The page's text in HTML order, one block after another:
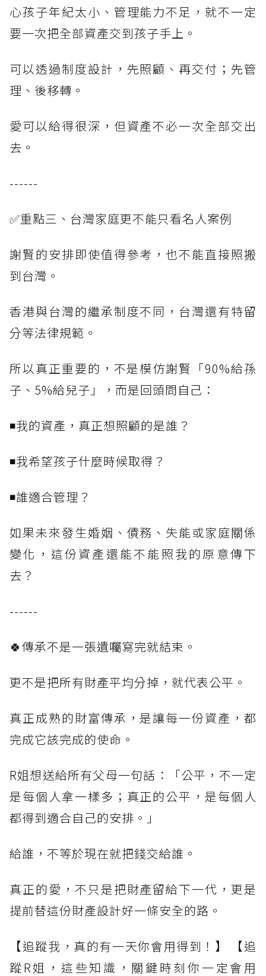
心孩子年紀太小、管理能力不足，就不一定
要一次把全部資產交到孩子手上。
可以透過制度設計，先照顧、再交付；先管
理、後移轉。
愛可以給得很深，但資產不必一次全部交出
去。
------
✅重點三、台灣家庭更不能只看名人案例
謝賢的安排即使值得參考，也不能直接照搬
到台灣。
香港與台灣的繼承制度不同，台灣還有特留
分等法律規範。
所以真正重要的，不是模仿謝賢「90%給孫
子、5%給兒子」，而是回頭問自己：
◾我的資產，真正想照顧的是誰？
◾我希望孩子什麼時候取得？
◾誰適合管理？
如果未來發生婚姻、債務、失能或家庭關係
變化，這份資產還能不能照我的原意傳下
去？
------
🍀傳承不是一張遺囑寫完就結束。
更不是把所有財產平均分掉，就代表公平。
真正成熟的財富傳承，是讓每一份資產，都
完成它該完成的使命。
R姐想送給所有父母一句話：「公平，不一定
是每個人拿一樣多；真正的公平，是每個人
都得到適合自己的安排。」
給誰，不等於現在就把錢交給誰。
真正的愛，不只是把財產留給下一代，更是
提前替這份財產設計好一條安全的路。
【追蹤我，真的有一天你會用得到！】 【追
蹤R姐，這些知識，關鍵時刻你一定會用